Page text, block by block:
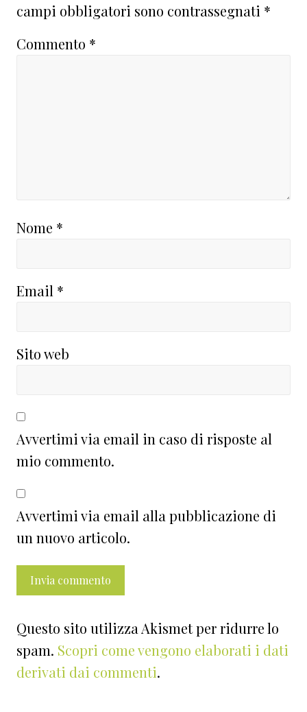
campi obbligatori sono contrassegnati *
Commento *
Nome *
Email *
Sito web
Avvertimi via email in caso di risposte al
mio commento.
Avvertimi via email alla pubblicazione di
un nuovo articolo.
Questo sito utilizza Akismet per ridurre lo
spam. Scopri come vengono elaborati i dati
derivati dai commenti.